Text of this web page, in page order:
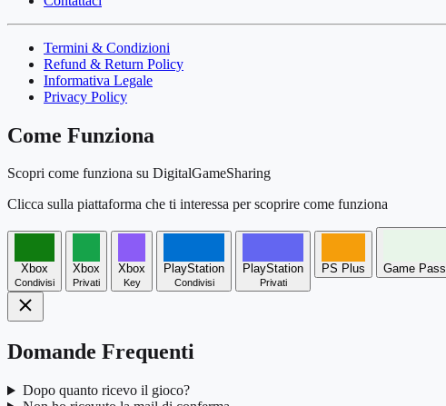
Termini & Condizioni
Refund & Return Policy
Informativa Legale
Privacy Policy
Come Funziona
Scopri come funziona su DigitalGameSharing
Clicca sulla piattaforma che ti interessa per scoprire come funziona
Xbox
Condivisi
Xbox
Privati
Xbox
Key
PlayStation
Condivisi
PlayStation
Privati
PS Plus Game Pass
Domande Frequenti
Dopo quanto ricevo il gioco?